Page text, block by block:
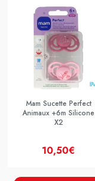
Mam Sucette Perfect
Animaux +6m Silicone
X2
10,50€